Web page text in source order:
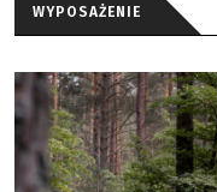
WYPOSAŻENIE